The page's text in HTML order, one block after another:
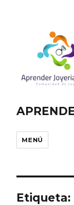
MENÚ
Etiqueta: